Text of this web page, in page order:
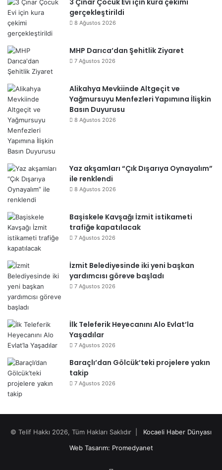
3 Çınar Çocuk Evi için kura çekimi
gerçekleştirildi
8 Ağustos 2026
MHP Darıca’dan Şehitlik Ziyaret
7 Ağustos 2026
Alikahya Mevkiinde Altgeçit ve
Yağmursuyu Menfezleri Yapımına İlişkin
Basın Duyurusu
8 Ağustos 2026
Yaz akşamları “Çık Dışarıya Oynayalım”
ile renklendi
8 Ağustos 2026
Başiskele Kavşağı İzmit istikameti
trafiğe kapatılacak
7 Ağustos 2026
İzmit Belediyesinde iki yeni başkan
yardımcısı göreve başladı
7 Ağustos 2026
İlk Teleferik Heyecanını Alo Evlat’la
Yaşadılar
7 Ağustos 2026
Baraçlı’dan Gölcük’teki projelere yakın
takip
7 Ağustos 2026
© Telif Hakkı 2026, Tüm Hakları Saklıdır | Kocaeli Haber Dünyası
Web Tasarım: Promedyanet